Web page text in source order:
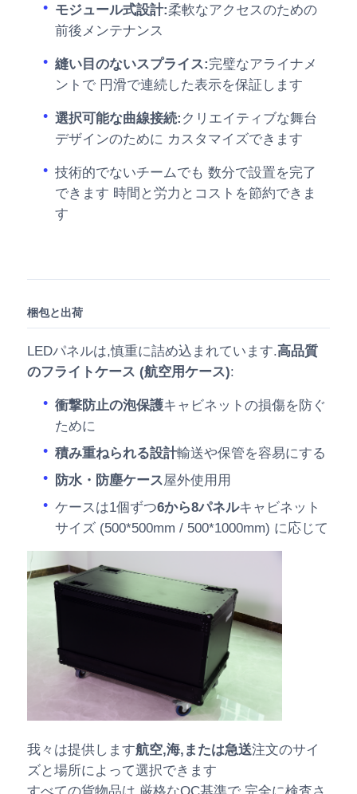
モジュール式設計:柔軟なアクセスのための
前後メンテナンス
縫い目のないスプライス:完璧なアライナメ
ントで 円滑で連続した表示を保証します
選択可能な曲線接続: クリエイティブな舞台
デザインのために カスタマイズできます
技術的でないチームでも 数分で設置を完了
できます 時間と労力とコストを節約できま
す
梱包と出荷
LEDパネルは,慎重に詰め込まれています.高品質
のフライトケース (航空用ケース):
衝撃防止の泡保護キャビネットの損傷を防ぐ
ために
積み重ねられる設計輸送や保管を容易にする
防水・防塵ケース屋外使用用
ケースは1個ずつ6から8パネルキャビネット
サイズ (500*500mm / 500*1000mm) に応じて
我々は提供します航空,海,または急送注文のサイ
ズと場所によって選択できます